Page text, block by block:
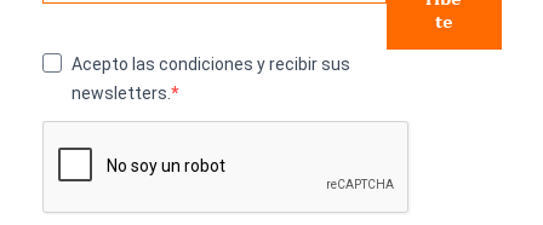
te
Acepto las condiciones y recibir sus
newsletters.